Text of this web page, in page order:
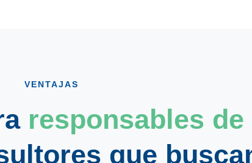
VENTAJAS
responsables de
que